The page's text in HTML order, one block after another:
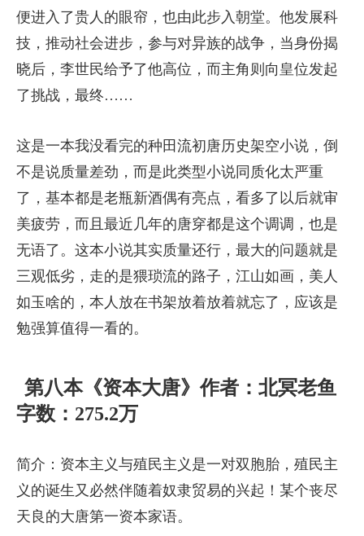
便进入了贵人的眼帘，也由此步入朝堂。他发展科
技，推动社会进步，参与对异族的战争，当身份揭
晓后，李世民给予了他高位，而主角则向皇位发起
了挑战，最终……
这是一本我没看完的种田流初唐历史架空小说，倒
不是说质量差劲，而是此类型小说同质化太严重
了，基本都是老瓶新酒偶有亮点，看多了以后就审
美疲劳，而且最近几年的唐穿都是这个调调，也是
无语了。这本小说其实质量还行，最大的问题就是
三观低劣，走的是猥琐流的路子，江山如画，美人
如玉啥的，本人放在书架放着放着就忘了，应该是
勉强算值得一看的。
第八本《资本大唐》作者：北冥老鱼
字数：275.2万
简介：资本主义与殖民主义是一对双胞胎，殖民主
义的诞生又必然伴随着奴隶贸易的兴起！某个丧尽
天良的大唐第一资本家语。